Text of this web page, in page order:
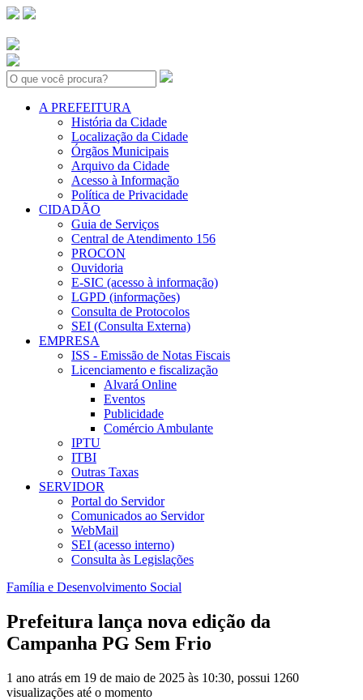
Search:
A PREFEITURA
História da Cidade
Localização da Cidade
Órgãos Municipais
Arquivo da Cidade
Acesso à Informação
Política de Privacidade
CIDADÃO
Guia de Serviços
Central de Atendimento 156
PROCON
Ouvidoria
E-SIC (acesso à informação)
LGPD (informações)
Consulta de Protocolos
SEI (Consulta Externa)
EMPRESA
ISS - Emissão de Notas Fiscais
Licenciamento e fiscalização
Alvará Online
Eventos
Publicidade
Comércio Ambulante
IPTU
ITBI
Outras Taxas
SERVIDOR
Portal do Servidor
Comunicados ao Servidor
WebMail
SEI (acesso interno)
Consulta às Legislações
Família e Desenvolvimento Social
Prefeitura lança nova edição da
Campanha PG Sem Frio
1 ano atrás em 19 de maio de 2025 às 10:30, possui 1260
visualizações até o momento